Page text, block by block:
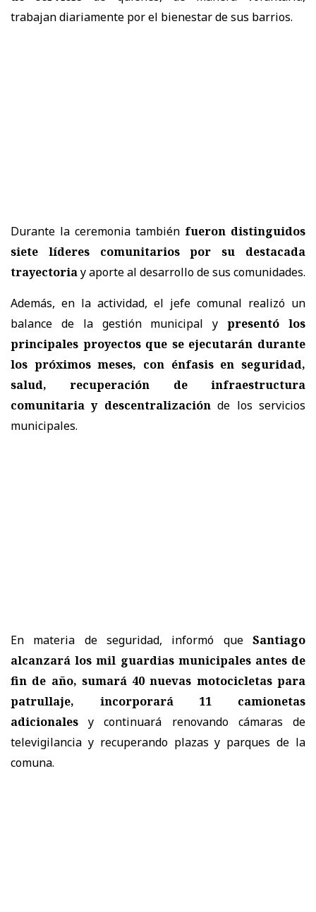
trabajan diariamente por el bienestar de sus barrios.
Durante la ceremonia también fueron distinguidos
siete líderes comunitarios por su destacada
trayectoriay aporte al desarrollo de sus comunidades.
Además, en la actividad, el jefe comunal realizó un
balance de la gestión municipal ypresentó los
principales proyectos que se ejecutarán durante
los próximos meses, con énfasis en seguridad,
salud, recuperación de infraestructura
comunitaria y descentralizaciónde los servicios
municipales.
En materia de seguridad, informó que Santiago
alcanzará los mil guardias municipales antes de
fin de año, sumará 40 nuevas motocicletas para
patrullaje, incorporará 11 camionetas
adicionales y continuará renovando cámaras de
televigilancia y recuperando plazas y parques de la
comuna.